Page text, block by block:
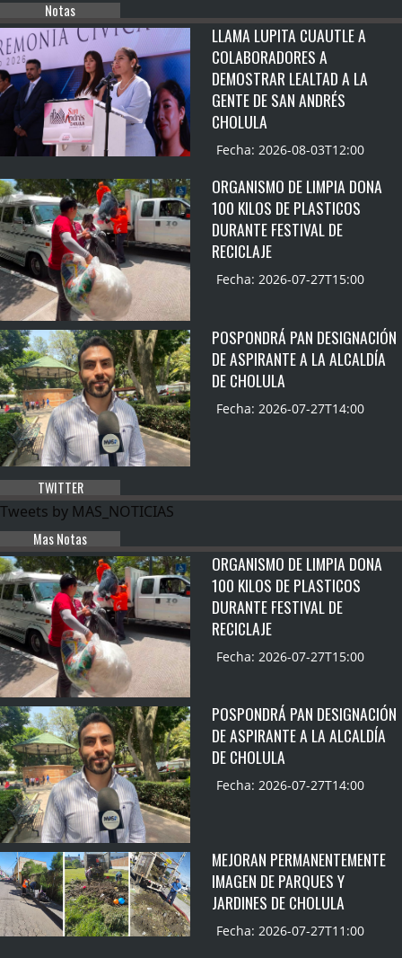
Notas
LLAMA LUPITA CUAUTLE A
COLABORADORES A
DEMOSTRAR LEALTAD A LA
GENTE DE SAN ANDRÉS
CHOLULA
Fecha: 2026-08-03T12:00
ORGANISMO DE LIMPIA DONA
100 KILOS DE PLASTICOS
DURANTE FESTIVAL DE
RECICLAJE
Fecha: 2026-07-27T15:00
POSPONDRÁ PAN DESIGNACIÓN
DE ASPIRANTE A LA ALCALDÍA
DE CHOLULA
Fecha: 2026-07-27T14:00
TWITTER
Tweets by MAS_NOTICIAS
Mas Notas
ORGANISMO DE LIMPIA DONA
100 KILOS DE PLASTICOS
DURANTE FESTIVAL DE
RECICLAJE
Fecha: 2026-07-27T15:00
POSPONDRÁ PAN DESIGNACIÓN
DE ASPIRANTE A LA ALCALDÍA
DE CHOLULA
Fecha: 2026-07-27T14:00
MEJORAN PERMANENTEMENTE
IMAGEN DE PARQUES Y
JARDINES DE CHOLULA
Fecha: 2026-07-27T11:00